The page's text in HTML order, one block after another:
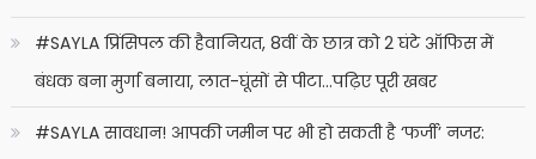
#SAYLA प्रिंसिपल की हैवानियत, 8वीं के छात्र को 2 घंटे ऑफिस में
बंधक बना मुर्गा बनाया, लात-घूंसों से पीटा…पढ़िए पूरी खबर
#SAYLA सावधान! आपकी जमीन पर भी हो सकती है ‘फर्जी’ नजर: